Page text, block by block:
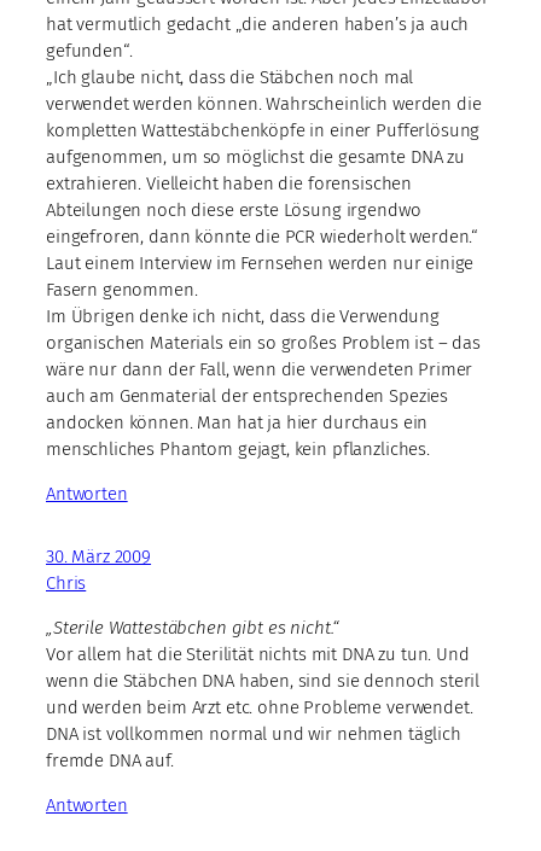
hat vermutlich gedacht „die anderen haben’s ja auch
gefunden“.
„Ich glaube nicht, dass die Stäbchen noch mal
verwendet werden können. Wahrscheinlich werden die
kompletten Wattestäbchenköpfe in einer Pufferlösung
aufgenommen, um so möglichst die gesamte DNA zu
extrahieren. Vielleicht haben die forensischen
Abteilungen noch diese erste Lösung irgendwo
eingefroren, dann könnte die PCR wiederholt werden.“
Laut einem Interview im Fernsehen werden nur einige
Fasern genommen.
Im Übrigen denke ich nicht, dass die Verwendung
organischen Materials ein so großes Problem ist – das
wäre nur dann der Fall, wenn die verwendeten Primer
auch am Genmaterial der entsprechenden Spezies
andocken können. Man hat ja hier durchaus ein
menschliches Phantom gejagt, kein pflanzliches.
Antworten
30. März 2009
Chris
„Sterile Wattestäbchen gibt es nicht.“
Vor allem hat die Sterilität nichts mit DNA zu tun. Und
wenn die Stäbchen DNA haben, sind sie dennoch steril
und werden beim Arzt etc. ohne Probleme verwendet.
DNA ist vollkommen normal und wir nehmen täglich
fremde DNA auf.
Antworten